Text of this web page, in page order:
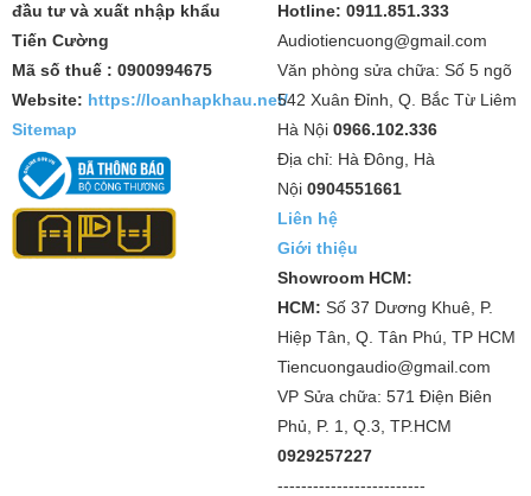
đầu tư và xuất nhập khẩu
Tiến Cường
Mã số thuế : 0900994675
Website: https://loanhapkhau.net/
Sitemap
Hotline: 0911.851.333
Audiotiencuong@gmail.com
Văn phòng sửa chữa: Số 5 ngõ
542 Xuân Đỉnh, Q. Bắc Từ Liêm
Hà Nội 0966.102.336
Địa chỉ: Hà Đông, Hà
Nội 0904551661
Liên hệ
Giới thiệu
Showroom HCM:
HCM: Số 37 Dương Khuê, P.
Hiệp Tân, Q. Tân Phú, TP HCM
Tiencuongaudio@gmail.com
VP Sửa chữa: 571 Điện Biên
Phủ, P. 1, Q.3, TP.HCM
0929257227
-------------------------